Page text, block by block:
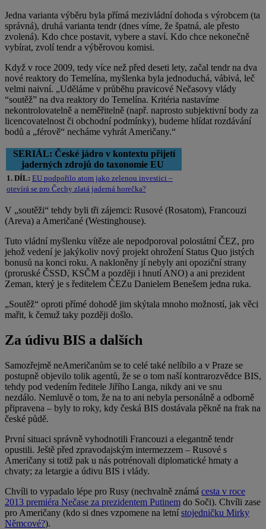
Jedna varianta výběru byla přímá mezivládní dohoda s výrobcem (ta
správná), druhá varianta tendr (dnes víme, že špatná, ale přesto
zvolená). Kdo chce postavit, vybere a staví. Kdo chce nekonečně
vybírat, zvolí tendr a výběrovou komisi.
Když v roce 2009, tedy více než před deseti lety, začal tendr na dva
nové reaktory do Temelína, myšlenka byla jednoduchá, vábivá, leč
velmi naivní. „Uděláme v průběhu pravicové Nečasovy vlády
“soutěž” na dva reaktory do Temelína. Kritéria nastavíme
nekontrolovatelně a neměřitelně (např. naprosto subjektivní body za
licencovatelnost či obchodní podmínky), budeme hlídat rozdávání
bodů a „férově“ necháme vyhrát Američany.“
SERIÁL: České jádro v kontextu přijetí
jaderných zdrojů do taxonomie EU
1. DÍL: EU podpořilo atom jako zelenou investici –
otevírá se pro Čechy zlatá jaderná horečka?
V „soutěži“ tehdy byli tři zájemci: Rusové (Rosatom), Francouzi
(Areva) a Američané (Westinghouse).
Tuto vládní myšlenku vítěze ale nepodporoval polostátní ČEZ, pro
jehož vedení je jakýkoliv nový projekt ohrožení Status Quo jistých
bonusů na konci roku. A nakloněny jí nebyly ani opoziční strany
(proruské ČSSD, KSČM a později i hnutí ANO) a ani prezident
Zeman, který je s ředitelem ČEZu Danielem Benešem jedna ruka.
„Soutěž“ oproti přímé dohodě jim skýtala mnoho možností, jak věci
mařit, k čemuž taky později došlo.
Za údivu BIS a dalších
Samozřejmě neAmeričanům se to celé také nelíbilo a v Praze se
postupně objevilo tolik agentů, že se o tom naší kontrarozvědce BIS,
tehdy pod vedením ředitele Jiřího Langa, nikdy ani ve snu
nezdálo. Nemluvě o tom, že na to ani nebyla personálně a odborně
připravena – byly to roky, kdy česká BIS dostávala pěkně na frak na
české půdě.
První situaci správně vyhodnotili Francouzi a elegantně tendr
opustili. Ještě před zpravodajským intermezzem – Rusové s
Američany si totiž pak u nás potrénovali diplomatické hmaty a
chvaty; za letargie a údivu BIS i vlády.
Chvíli to vypadalo lépe pro Rusy (nechvalně známá cesta v roce
2013 premiéra Nečase za prezidentem Putinem do Soči). Chvíli zase
pro Američany (kdo si dnes vzpomene na letní stojedničku Mirky
Němcové?).